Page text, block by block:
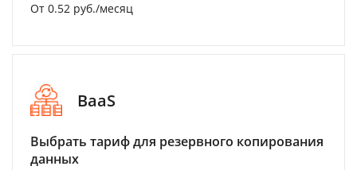
От 0.52 руб./месяц
BaaS
Выбрать тариф для резервного копирования
данных